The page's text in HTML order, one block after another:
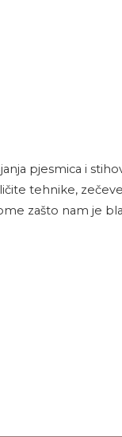
pjesmica i
tehnike,
zašto nam je